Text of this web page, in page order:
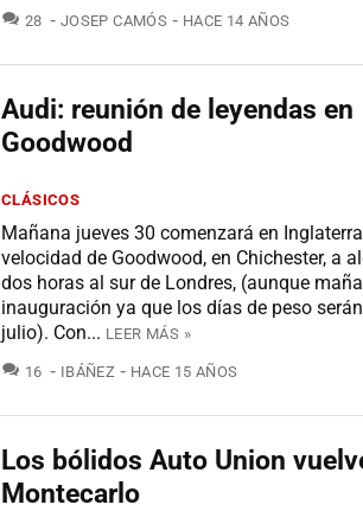
28 COMENTARIOS
JOSEP CAMÓS HACE 14 AÑOS
Audi: reunión de leyendas en
Goodwood
CLÁSICOS
Mañana jueves 30 comenzará en
velocidad de Goodwood, en Chichester, a
dos horas al sur de Londres, (aunque
inauguración ya que los días de peso
julio). Con... LEER MÁS »
16 COMENTARIOS
IBÁÑEZ HACE 15 AÑOS
Los bólidos Auto Union
Montecarlo